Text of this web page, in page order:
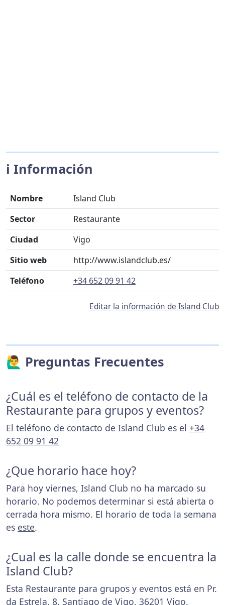
ℹ️ Información
Nombre
Island Club
Sector
Restaurante
Ciudad
Vigo
Sitio web
http://www.islandclub.es/
Teléfono
+34 652 09 91 42
Editar la información de Island Club
🙋‍♂️ Preguntas Frecuentes
¿Cuál es el teléfono de contacto de la
Restaurante para grupos y eventos?
El teléfono de contacto de Island Club es el +34
652 09 91 42
¿Que horario hace hoy?
Para hoy viernes, Island Club no ha marcado su
horario. No podemos determinar si está abierta o
cerrada hora mismo. El horario de toda la semana
es este.
¿Cual es la calle donde se encuentra la
Island Club?
Esta Restaurante para grupos y eventos está en Pr.
da Estrela, 8, Santiago de Vigo, 36201 Vigo,